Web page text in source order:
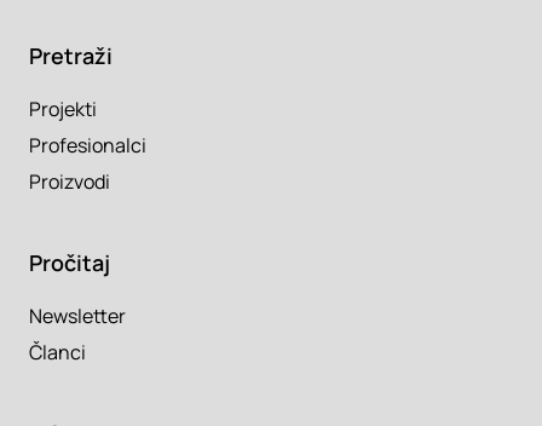
Pretraži
Projekti
Profesionalci
Proizvodi
Pročitaj
Newsletter
Članci